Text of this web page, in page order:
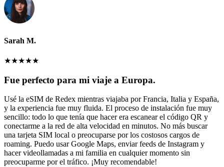
Sarah M.
★★★★★
Fue perfecto para mi viaje a Europa.
Usé la eSIM de Redex mientras viajaba por Francia, Italia y España,
y la experiencia fue muy fluida. El proceso de instalación fue muy
sencillo: todo lo que tenía que hacer era escanear el código QR y
conectarme a la red de alta velocidad en minutos. No más buscar
una tarjeta SIM local o preocuparse por los costosos cargos de
roaming. Puedo usar Google Maps, enviar feeds de Instagram y
hacer videollamadas a mi familia en cualquier momento sin
preocuparme por el tráfico. ¡Muy recomendable!